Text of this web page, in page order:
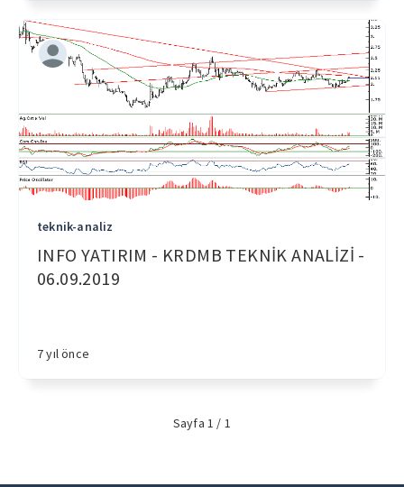
teknik-analiz
INFO YATIRIM - KRDMB TEKNİK ANALİZİ -
06.09.2019
7 yıl önce
Sayfa 1 / 1